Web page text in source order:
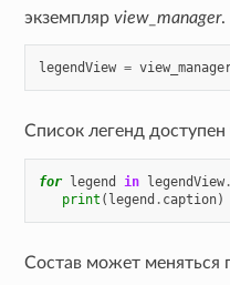
экземпляр view_manager.
legendView =
Список легенд доступен
for legend in legendView.
print ( legend . caption)
Состав может меняться